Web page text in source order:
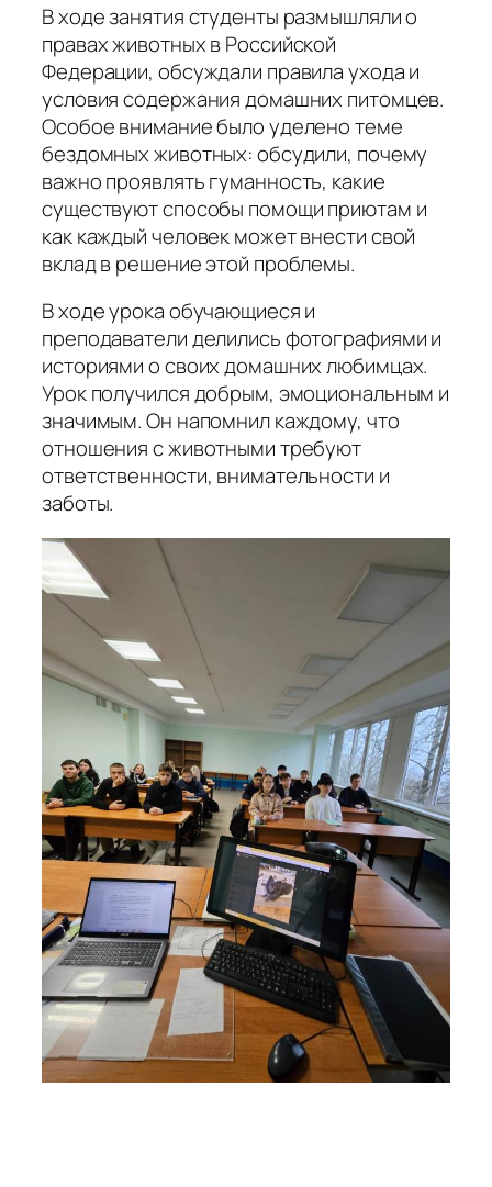
В ходе занятия студенты размышляли о
правах животных в Российской
Федерации, обсуждали правила ухода и
условия содержания домашних питомцев.
Особое внимание было уделено теме
бездомных животных: обсудили, почему
важно проявлять гуманность, какие
существуют способы помощи приютам и
как каждый человек может внести свой
вклад в решение этой проблемы.
В ходе урока обучающиеся и
преподаватели делились фотографиями и
историями о своих домашних любимцах.
Урок получился добрым, эмоциональным и
значимым. Он напомнил каждому, что
отношения с животными требуют
ответственности, внимательности и
заботы.